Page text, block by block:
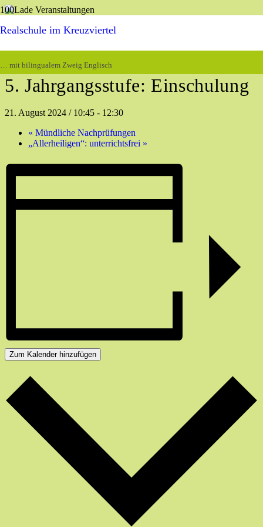
Realschule im Kreuzviertel
… mit bilingualem Zweig Englisch
« Alle Veranstaltungen
Diese Veranstaltung hat bereits stattgefunden.
5. Jahrgangsstufe: Einschulung
21. August 2024 / 10:45 - 12:30
« Mündliche Nachprüfungen
„Allerheiligen“: unterrichtsfrei »
Zum Kalender hinzufügen